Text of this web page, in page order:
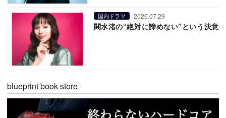
国内ドラマ 2026.07.29
関水渚の“絶対に諦めない”という決意
blueprint book store